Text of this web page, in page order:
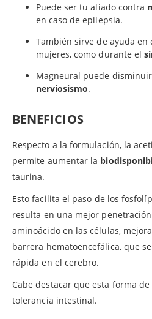
Puede ser tu aliado contra
en caso de epilepsia.
También sirve de ayuda
mujeres, como durante el
Magneural puede
nerviosismo.
BENEFICIOS
Respecto a la formulación, la
permite aumentar la
taurina.
Esto facilita el paso de los
resulta en una mejor
aminoácido en las células,
barrera hematoencefálica, que
rápida en el cerebro.
Cabe destacar que esta forma
tolerancia intestinal.